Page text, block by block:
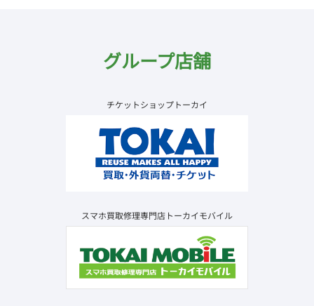
グループ店舗
チケットショップトーカイ
スマホ買取修理専門店トーカイモバイル